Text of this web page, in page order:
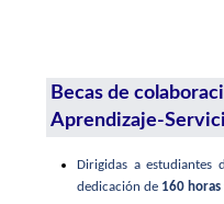
Becas de
Aprendizaje-
Dirigidas a estudiantes
dedicación de 160 horas